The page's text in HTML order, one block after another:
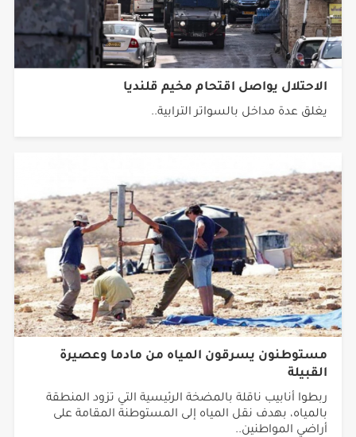
الاحتلال يواصل اقتحام مخيم قلنديا
مستوطنون يسرقون المياه من مادما وعصيرة
القبيلة
ربطوا أنابيب ناقلة بالمضخة الرئيسية التي تزود المنطقة